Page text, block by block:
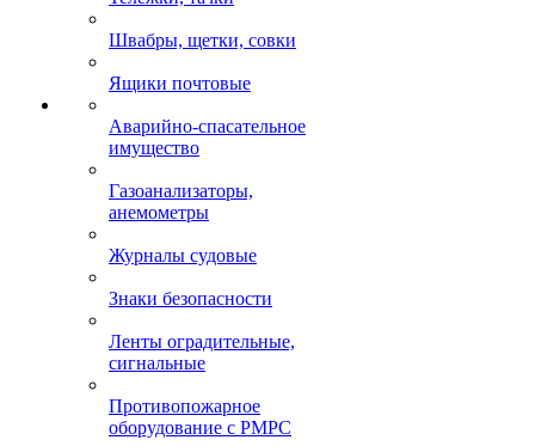
Швабры, щетки, совки
Ящики почтовые
Аварийно-спасательное
имущество
Газоанализаторы,
анемометры
Журналы судовые
Знаки безопасности
Ленты оградительные,
сигнальные
Противопожарное
оборудование с РМРС